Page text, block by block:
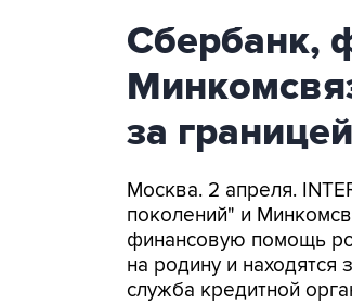
Сбербанк,
за границей
Москва. 2 апреля.
поколений" и
финансовую помощь
на родину и
служба кредитной